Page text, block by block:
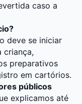
caso a
deve se iniciar
criança,
preparativos
em cartórios.
públicos
explicamos até